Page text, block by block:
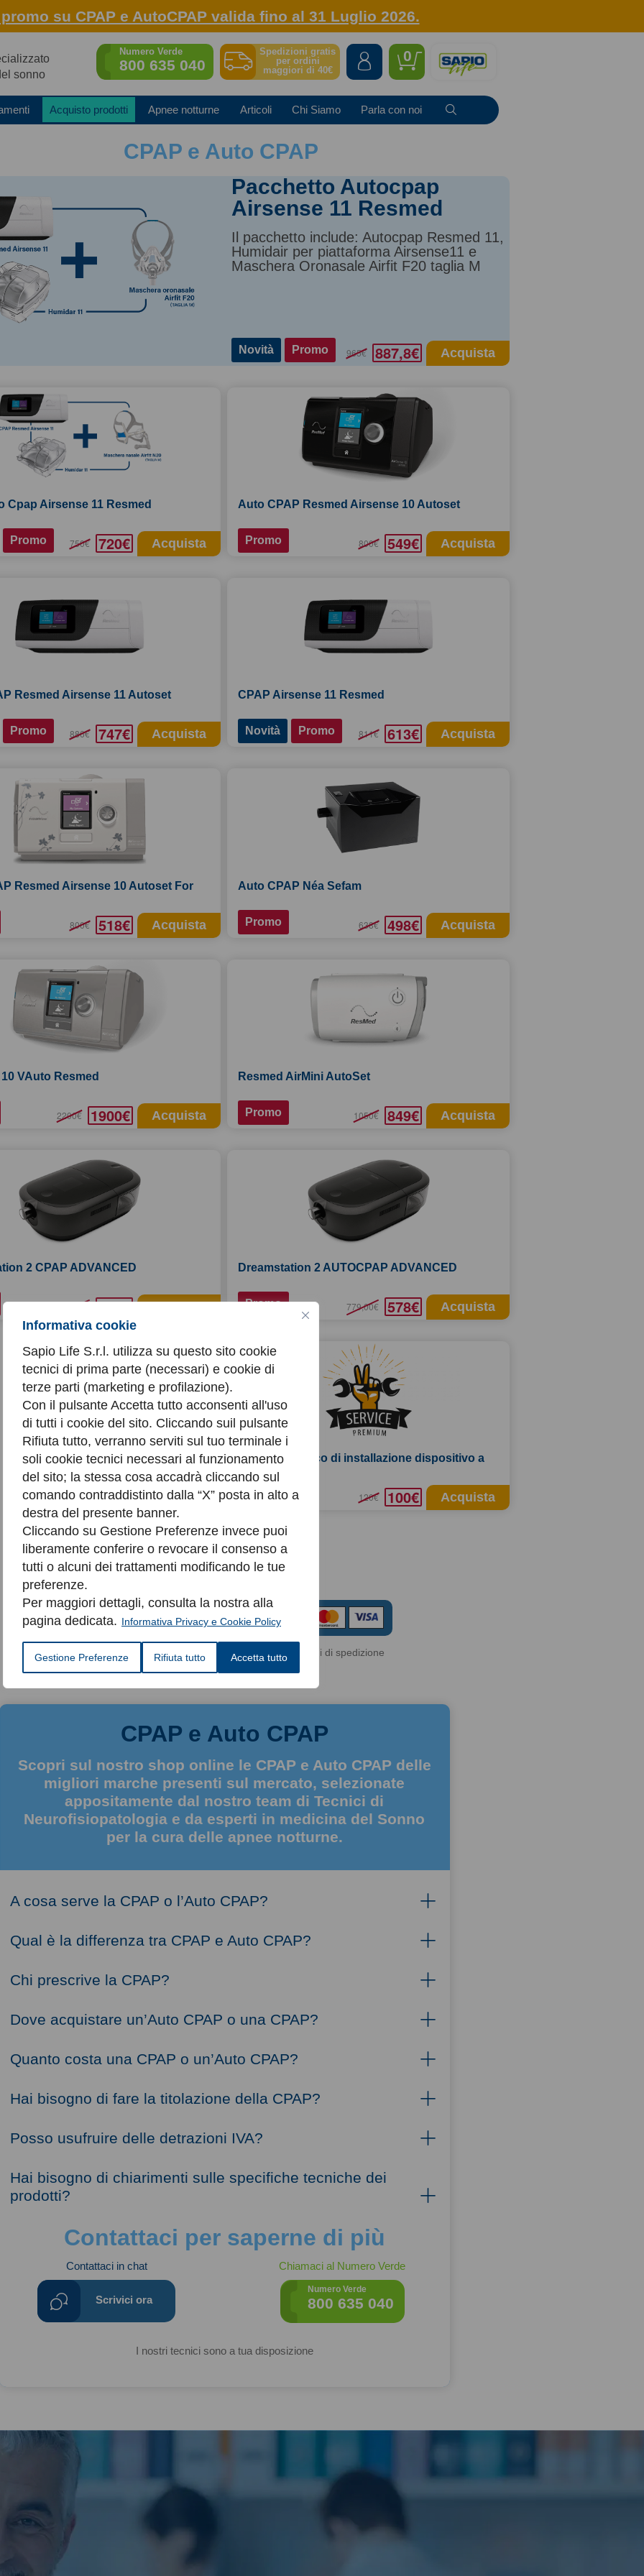
Informativa cookie
Sapio Life S.r.l. utilizza su questo sito cookie
tecnici di prima parte (necessari) e cookie di
terze parti (marketing e profilazione).
Con il pulsante Accetta tutto acconsenti all'uso
di tutti i cookie del sito. Cliccando suil pulsante
Rifiuta tutto, verranno serviti sul tuo terminale i
soli cookie tecnici necessari al funzionamento
del sito; la stessa cosa accadrà cliccando sul
comando contraddistinto dalla “X” posta in alto a
destra del presente banner.
Cliccando su Gestione Preferenze invece puoi
liberamente conferire o revocare il consenso a
tutti o alcuni dei trattamenti modificando le tue
preferenze.
Per maggiori dettagli, consulta la nostra alla
pagina dedicata. Informativa Privacy e Cookie Policy
Gestione Preferenze Rifiuta tutto Accetta tutto
su CPAP e AutoCPAP valida fino al 31 Luglio 2026.
sonno
Numero Verde
800 635 040
Spedizioni gratis
per ordini
maggiori di 40€
0
Acquisto prodotti Apnee notturne Articoli Chi Siamo Parla con noi
CPAP e Auto CPAP
Pacchetto Autocpap
Airsense 11 Resmed
Il pacchetto include: Autocpap Resmed 11,
Humidair per piattaforma Airsense11 e
Maschera Oronasale Airfit F20 taglia M
Novità Promo 965€ 887,8€ Acquista
Auto CPAP Resmed Airsense 10 Autoset
Promo 800€ 549€ Acquista
Cpap Airsense 11 Resmed
Promo 750€ 720€ Acquista
CPAP Airsense 11 Resmed
Novità Promo 811€ 613€ Acquista
Resmed Airsense 11 Autoset
Promo 886€ 747€ Acquista
Auto CPAP Néa Sefam
Promo 638€ 498€ Acquista
Resmed Airsense 10 Autoset For
800€ 518€ Acquista
Resmed AirMini AutoSet
Promo 1050€ 849€ Acquista
VAuto Resmed
2200€ 1900€ Acquista
Dreamstation 2 AUTOCPAP ADVANCED
Promo 779,00€ 578€ Acquista
2 CPAP ADVANCED
550€ Acquista
Servizio Tecnico di installazione dispositivo a
domicilio
Promo
120€ 100€ Acquista
Spedizioni gratis
per ordini
maggiori di 40€
sicuri
Condizioni di vendita | Modalità di reso | Condizioni di spedizione
CPAP e Auto CPAP
Scopri sul nostro shop online le CPAP e Auto CPAP delle
migliori marche presenti sul mercato, selezionate
appositamente dal nostro team di Tecnici di
Neurofisiopatologia e da esperti in medicina del Sonno
per la cura delle apnee notturne.
A cosa serve la CPAP o l’Auto CPAP?
Qual è la differenza tra CPAP e Auto CPAP?
Chi prescrive la CPAP?
Dove acquistare un’Auto CPAP o una CPAP?
Quanto costa una CPAP o un’Auto CPAP?
Hai bisogno di fare la titolazione della CPAP?
Posso usufruire delle detrazioni IVA?
Hai bisogno di chiarimenti sulle specifiche tecniche dei
prodotti?
Contattaci per saperne di più
Contattaci in chat
Scrivici ora
Chiamaci al Numero Verde
Numero Verde
800 635 040
I nostri tecnici sono a tua disposizione